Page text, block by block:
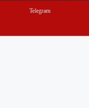
Telegram
Шурупы, саморезы,
Ленты строительные,